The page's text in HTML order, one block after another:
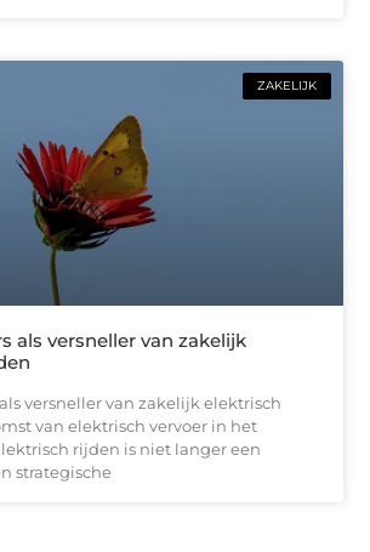
ZAKELIJK
als versneller van zakelijk
versneller van zakelijk elektrisch
van elektrisch vervoer in het
rijden is niet langer een
strategische